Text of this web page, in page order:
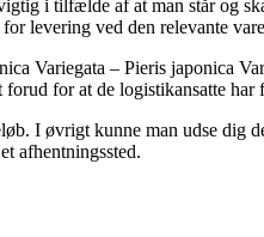
i tilfælde af at man står og
levering ved den relevante
Variegata – Pieris japonica
forud for at de logistikansatte har
I øvrigt kunne man udse dig
afhentningssted.